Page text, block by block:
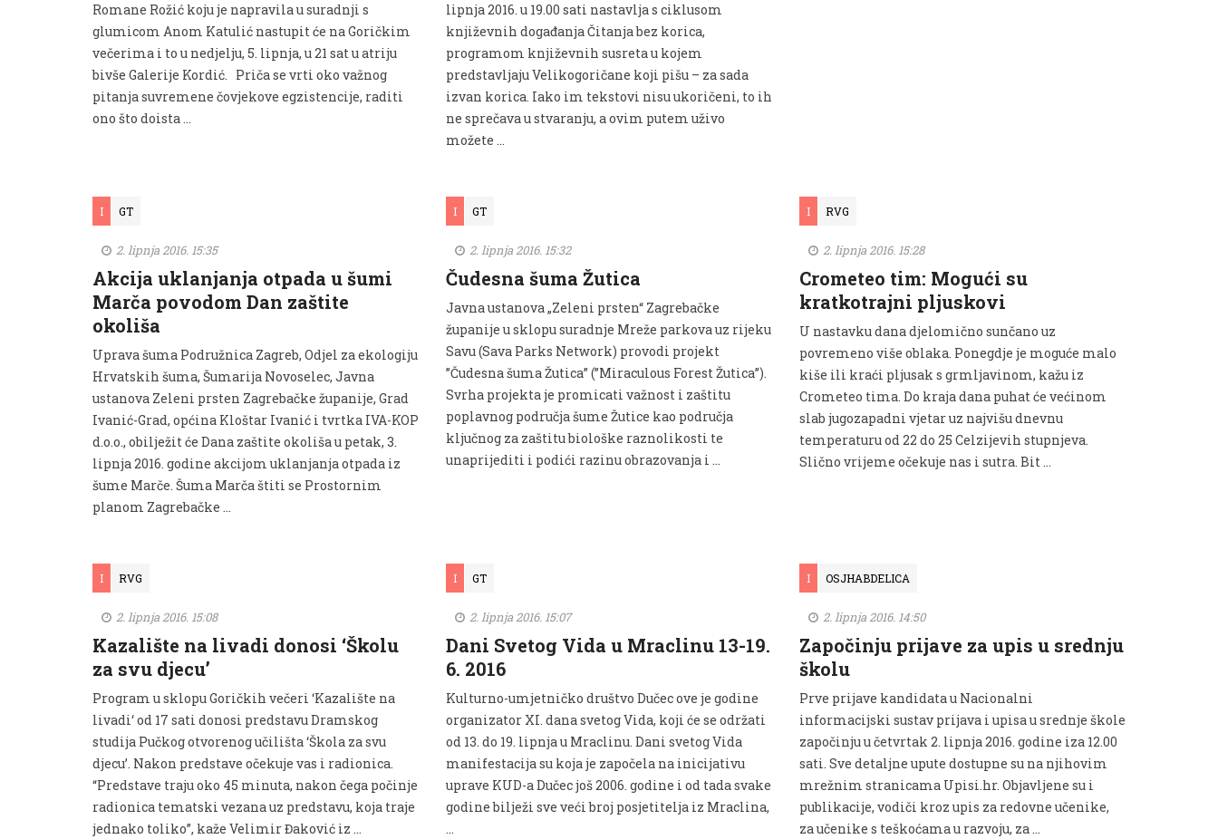
Romane Rožić koju je napravila u suradnji s
glumicom Anom Katulić nastupit će na Goričkim
večerima i to u nedjelju, 5. lipnja, u 21 sat u atriju
bivše Galerije Kordić. Priča se vrti oko važnog
pitanja suvremene čovjekove egzistencije, raditi
ono što doista …
lipnja 2016. u 19.00 sati nastavlja s ciklusom
književnih događanja Čitanja bez korica,
programom književnih susreta u kojem
predstavljaju Velikogoričane koji pišu – za sada
izvan korica. Iako im tekstovi nisu ukoričeni, to ih
ne sprečava u stvaranju, a ovim putem uživo
možete …
I GT
2. lipnja 2016. 15:35
Akcija uklanjanja otpada u šumi
Marča povodom Dan zaštite
okoliša
Uprava šuma Podružnica Zagreb, Odjel za ekologiju
Hrvatskih šuma, Šumarija Novoselec, Javna
ustanova Zeleni prsten Zagrebačke županije, Grad
Ivanić-Grad, općina Kloštar Ivanić i tvrtka IVA-KOP
d.o.o., obilježit će Dana zaštite okoliša u petak, 3.
lipnja 2016. godine akcijom uklanjanja otpada iz
šume Marče. Šuma Marča štiti se Prostornim
planom Zagrebačke …
I GT
2. lipnja 2016. 15:32
Čudesna šuma Žutica
Javna ustanova „Zeleni prsten“ Zagrebačke
županije u sklopu suradnje Mreže parkova uz rijeku
Savu (Sava Parks Network) provodi projekt
”Čudesna šuma Žutica” (”Miraculous Forest Žutica”).
Svrha projekta je promicati važnost i zaštitu
poplavnog područja šume Žutice kao područja
ključnog za zaštitu biološke raznolikosti te
unaprijediti i podići razinu obrazovanja i …
I RVG
2. lipnja 2016. 15:28
Crometeo tim: Mogući su
kratkotrajni pljuskovi
U nastavku dana djelomično sunčano uz
povremeno više oblaka. Ponegdje je moguće malo
kiše ili kraći pljusak s grmljavinom, kažu iz
Crometeo tima. Do kraja dana puhat će većinom
slab jugozapadni vjetar uz najvišu dnevnu
temperaturu od 22 do 25 Celzijevih stupnjeva.
Slično vrijeme očekuje nas i sutra. Bit …
I RVG
2. lipnja 2016. 15:08
Kazalište na livadi donosi ‘Školu
za svu djecu’
Program u sklopu Goričkih večeri ‘Kazalište na
livadi‘ od 17 sati donosi predstavu Dramskog
studija Pučkog otvorenog učilišta ‘Škola za svu
djecu’. Nakon predstave očekuje vas i radionica.
“Predstave traju oko 45 minuta, nakon čega počinje
radionica tematski vezana uz predstavu, koja traje
jednako toliko”, kaže Velimir Đaković iz …
I GT
2. lipnja 2016. 15:07
Dani Svetog Vida u Mraclinu 13-19.
6. 2016
Kulturno-umjetničko društvo Dučec ove je godine
organizator XI. dana svetog Vida, koji će se održati
od 13. do 19. lipnja u Mraclinu. Dani svetog Vida
manifestacija su koja je započela na inicijativu
uprave KUD-a Dučec još 2006. godine i od tada svake
godine bilježi sve veći broj posjetitelja iz Mraclina,
…
I OSJHABDELICA
2. lipnja 2016. 14:50
Započinju prijave za upis u srednju
školu
Prve prijave kandidata u Nacionalni
informacijski sustav prijava i upisa u srednje škole
započinju u četvrtak 2. lipnja 2016. godine iza 12.00
sati. Sve detaljne upute dostupne su na njihovim
mrežnim stranicama Upisi.hr. Objavljene su i
publikacije, vodiči kroz upis za redovne učenike,
za učenike s teškoćama u razvoju, za …